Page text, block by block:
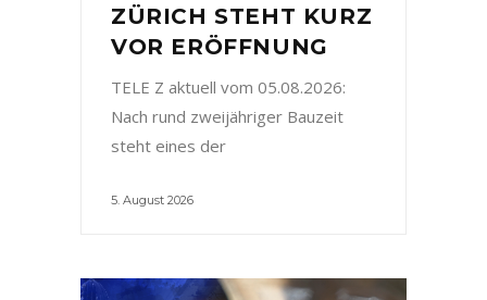
ZÜRICH STEHT KURZ
VOR ERÖFFNUNG
TELE Z aktuell vom 05.08.2026:
Nach rund zweijähriger Bauzeit
steht eines der
5. August 2026